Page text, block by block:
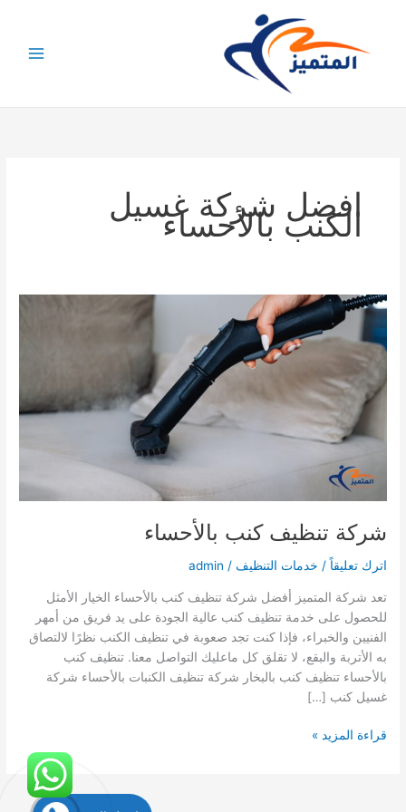
المحتوى
افضل شركة غسيل
الكنب بالأحساء
شركة تنظيف كنب بالأحساء
اترك تعليقاً / خدمات التنظيف /
admin
تعد شركة المتميز أفضل شركة تنظيف كنب بالأحساء الخيار الأمثل
للحصول على خدمة تنظيف كنب عالية الجودة على يد فريق من أمهر
الفنيين والخبراء، فإذا كنت تجد صعوبة في تنظيف الكنب نظرًا لالتصاق
به الأتربة والبقع، لا تقلق كل ماعليك التواصل معنا. تنظيف كنب
بالأحساء تنظيف كنب بالبخار شركة تنظيف الكنبات بالأحساء شركة
غسيل كنب […]
شركة
قراءة المزيد »